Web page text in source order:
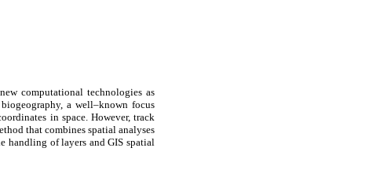
computational technologies as
a well–known focus
in space. However, track
that combines spatial analyses
handling of layers and GIS spatial